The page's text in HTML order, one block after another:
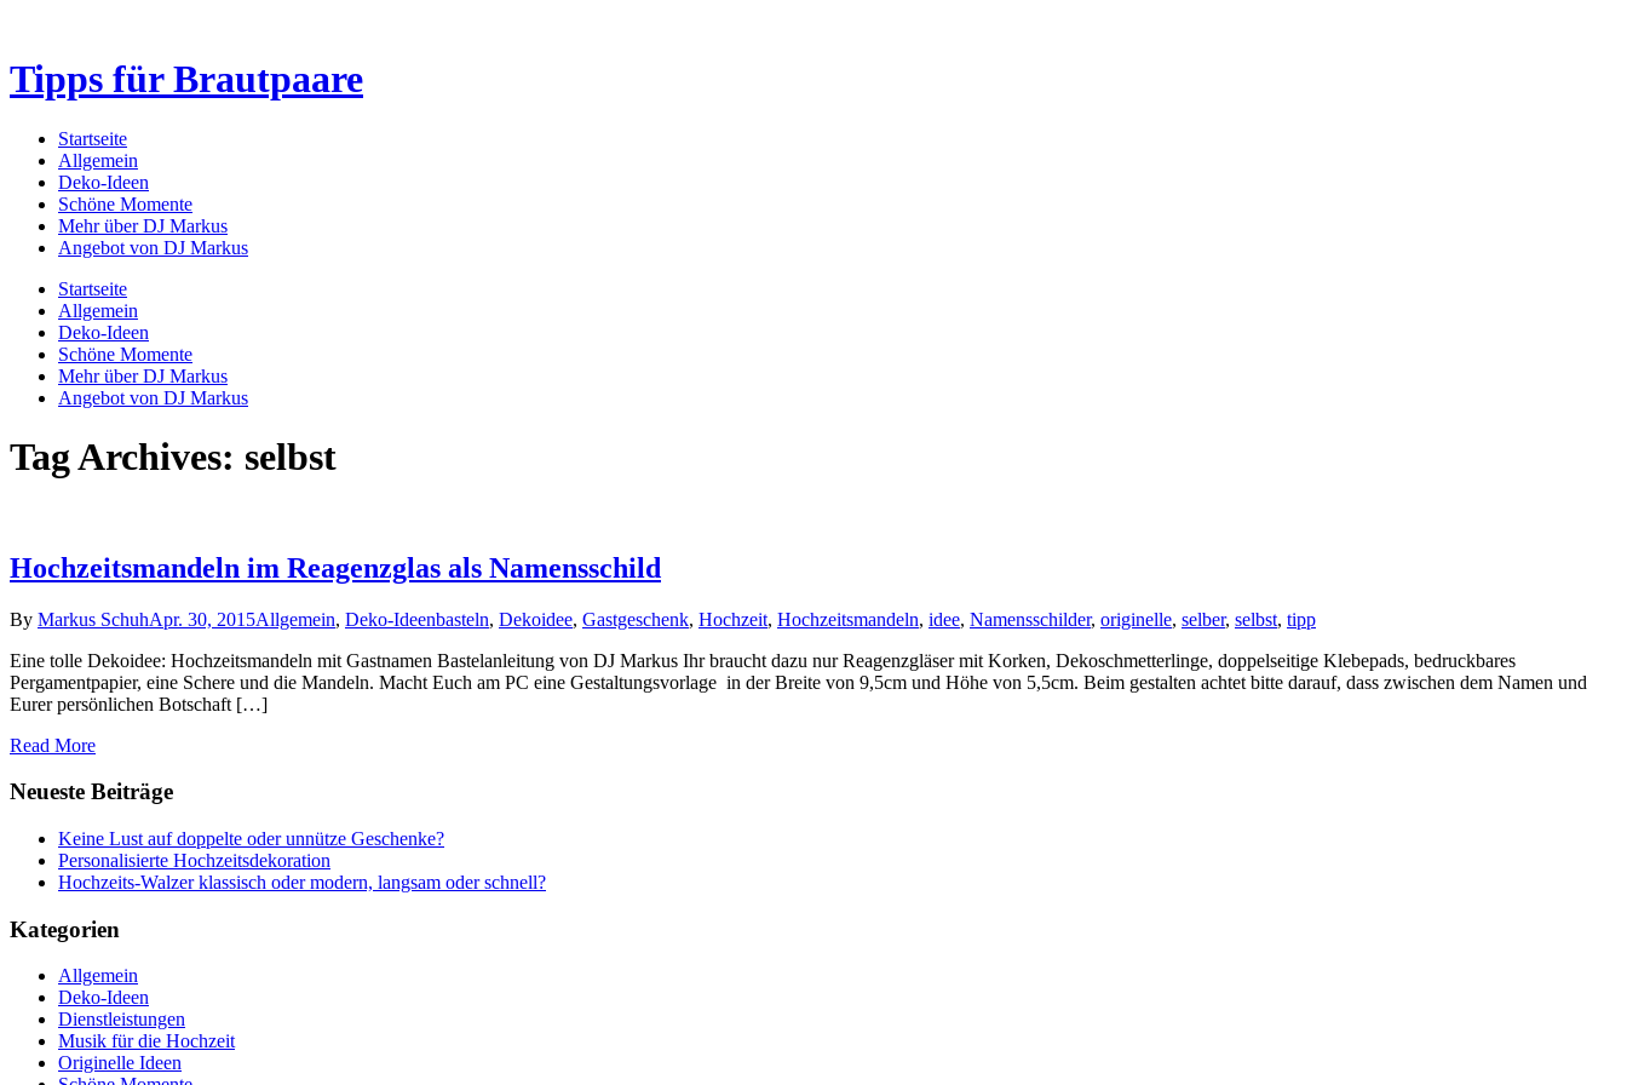
Tipps für Brautpaare
Startseite
Allgemein
Deko-Ideen
Schöne Momente
Mehr über DJ Markus
Angebot von DJ Markus
Startseite
Allgemein
Deko-Ideen
Schöne Momente
Mehr über DJ Markus
Angebot von DJ Markus
Tag Archives: selbst
Hochzeitsmandeln im Reagenzglas als Namensschild
By Markus SchuhApr. 30, 2015Allgemein, Deko-Ideenbasteln, Dekoidee, Gastgeschenk, Hochzeit, Hochzeitsmandeln, idee, Namensschilder, originelle, selber, selbst, tipp
Eine tolle Dekoidee: Hochzeitsmandeln mit Gastnamen Bastelanleitung von DJ Markus Ihr braucht dazu nur Reagenzgläser mit Korken, Dekoschmetterlinge, doppelseitige Klebepads, bedruckbares
Pergamentpapier, eine Schere und die Mandeln. Macht Euch am PC eine Gestaltungsvorlage in der Breite von 9,5cm und Höhe von 5,5cm. Beim gestalten achtet bitte darauf, dass zwischen dem Namen und
Eurer persönlichen Botschaft […]
Read More
Neueste Beiträge
Keine Lust auf doppelte oder unnütze Geschenke?
Personalisierte Hochzeitsdekoration
Hochzeits-Walzer klassisch oder modern, langsam oder schnell?
Kategorien
Allgemein
Deko-Ideen
Dienstleistungen
Musik für die Hochzeit
Originelle Ideen